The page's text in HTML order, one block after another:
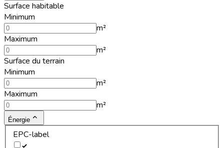
Surface habitable
Minimum
m²
Maximum
m²
Surface du terrain
Minimum
m²
Maximum
m²
Énergie
EPC-label